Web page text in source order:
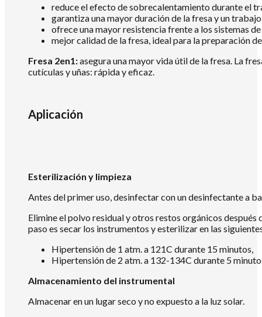
reduce el efecto de sobrecalentamiento durante el
garantiza una mayor duración de la fresa y un
ofrece una mayor resistencia frente a los sistemas
mejor calidad de la fresa, ideal para la preparación
Fresa 2en1:asegura una mayor vida útil de la fresa. La
cutículas y uñas: rápida y eficaz.
Aplicación
Esterilización y limpieza
Antes del primer uso, desinfectar con un desinfectante a
Elimine el polvo residual y otros restos orgánicos
paso es secar los instrumentos y esterilizar en las
Hipertensión de 1 atm. a 121C durante 15 minutos,
Hipertensión de 2 atm. a 132-134C durante 5
Almacenamiento del instrumental
Almacenar en un lugar seco y no expuesto a la luz solar.